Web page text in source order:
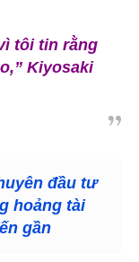
tôi tin rằng
Kiyosaki
đầu tư
hoảng tài
gần